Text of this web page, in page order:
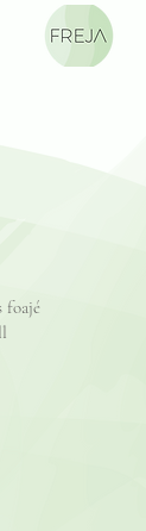
foajé